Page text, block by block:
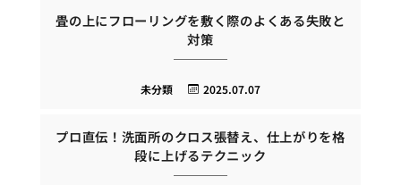
畳の上にフローリングを敷く際のよくある失敗と
対策
2025.07.07
未分類
プロ直伝！洗面所のクロス張替え、仕上がりを格
段に上げるテクニック